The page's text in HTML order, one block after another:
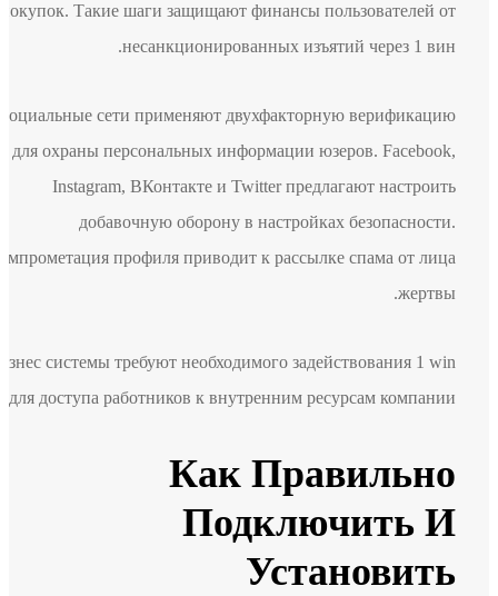
покупок. Такие шаги защищают финансы пользователей от
несанкционированных изъятий через 1 вин.
Социальные сети применяют двухфакторную верификацию
для охраны персональных информации юзеров. Facebook,
Instagram, ВКонтакте и Twitter предлагают настроить
добавочную оборону в настройках безопасности.
Компрометация профиля приводит к рассылке спама от лица
жертвы.
Бизнес системы требуют необходимого задействования 1 win
для доступа работников к внутренним ресурсам компании.
Как Правильно
Подключить И
Установить